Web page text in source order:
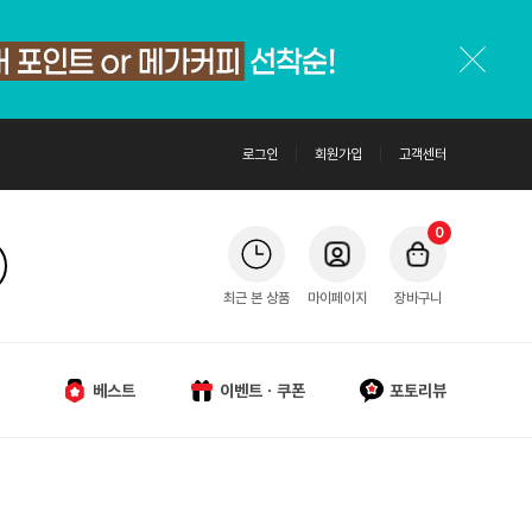
로그인 회원가입 고객센터
최근 본 상품 마이페이지 장바구니
0
베스트 이벤트ㆍ쿠폰 포토리뷰